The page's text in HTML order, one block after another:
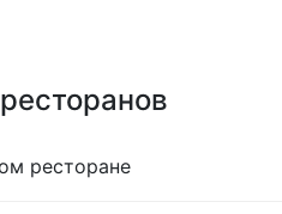
ресторане